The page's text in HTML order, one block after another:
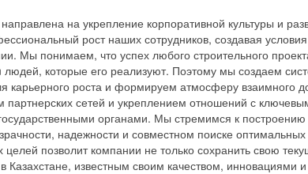
на укрепление корпоративной культуры и
рост наших сотрудников, создавая
Мы понимаем, что успех любого строительного
которые его реализуют. Поэтому мы создаем
карьерного роста и формируем атмосферу взаимного
партнерских сетей и укреплением отношений с
органами. Мы стремимся к
надежности и совместном поиске
целей позволит компании не только сохранить свою
Казахстане, известным своим качеством, инновациями